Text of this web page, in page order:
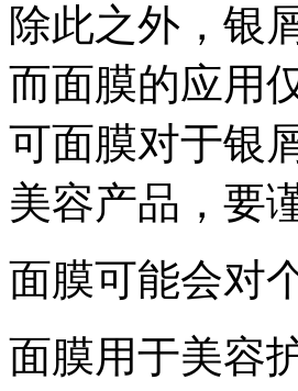
除此之外，银
而面膜的应用
可面膜对于银
美容产品，要
面膜可能会对
面膜用于美容